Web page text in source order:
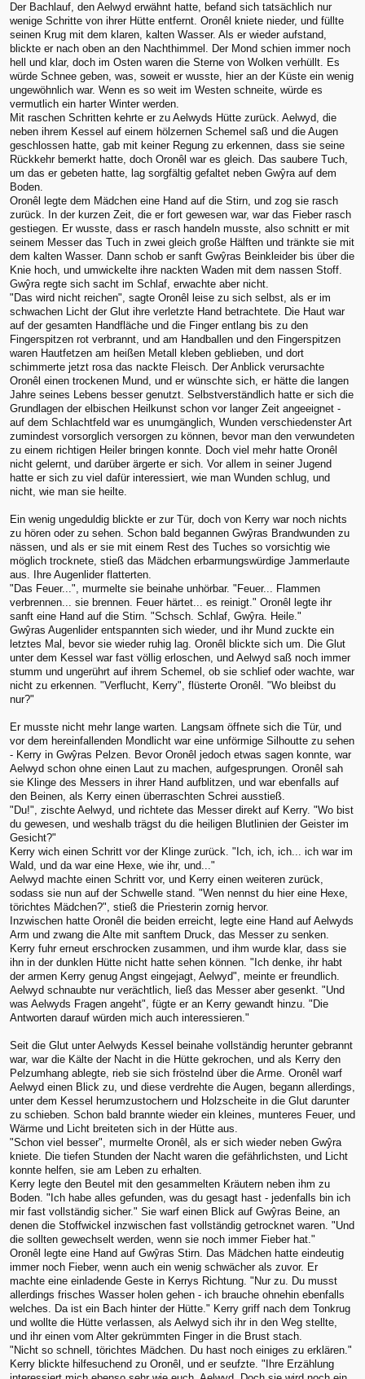
Der Bachlauf, den Aelwyd erwähnt hatte, befand sich tatsächlich nur
wenige Schritte von ihrer Hütte entfernt. Oronêl kniete nieder, und füllte
seinen Krug mit dem klaren, kalten Wasser. Als er wieder aufstand,
blickte er nach oben an den Nachthimmel. Der Mond schien immer noch
hell und klar, doch im Osten waren die Sterne von Wolken verhüllt. Es
würde Schnee geben, was, soweit er wusste, hier an der Küste ein wenig
ungewöhnlich war. Wenn es so weit im Westen schneite, würde es
vermutlich ein harter Winter werden.
Mit raschen Schritten kehrte er zu Aelwyds Hütte zurück. Aelwyd, die
neben ihrem Kessel auf einem hölzernen Schemel saß und die Augen
geschlossen hatte, gab mit keiner Regung zu erkennen, dass sie seine
Rückkehr bemerkt hatte, doch Oronêl war es gleich. Das saubere Tuch,
um das er gebeten hatte, lag sorgfältig gefaltet neben Gwŷra auf dem
Boden.
Oronêl legte dem Mädchen eine Hand auf die Stirn, und zog sie rasch
zurück. In der kurzen Zeit, die er fort gewesen war, war das Fieber rasch
gestiegen. Er wusste, dass er rasch handeln musste, also schnitt er mit
seinem Messer das Tuch in zwei gleich große Hälften und tränkte sie mit
dem kalten Wasser. Dann schob er sanft Gwŷras Beinkleider bis über die
Knie hoch, und umwickelte ihre nackten Waden mit dem nassen Stoff.
Gwŷra regte sich sacht im Schlaf, erwachte aber nicht.
"Das wird nicht reichen", sagte Oronêl leise zu sich selbst, als er im
schwachen Licht der Glut ihre verletzte Hand betrachtete. Die Haut war
auf der gesamten Handfläche und die Finger entlang bis zu den
Fingerspitzen rot verbrannt, und am Handballen und den Fingerspitzen
waren Hautfetzen am heißen Metall kleben geblieben, und dort
schimmerte jetzt rosa das nackte Fleisch. Der Anblick verursachte
Oronêl einen trockenen Mund, und er wünschte sich, er hätte die langen
Jahre seines Lebens besser genutzt. Selbstverständlich hatte er sich die
Grundlagen der elbischen Heilkunst schon vor langer Zeit angeeignet -
auf dem Schlachtfeld war es unumgänglich, Wunden verschiedenster Art
zumindest vorsorglich versorgen zu können, bevor man den verwundeten
zu einem richtigen Heiler bringen konnte. Doch viel mehr hatte Oronêl
nicht gelernt, und darüber ärgerte er sich. Vor allem in seiner Jugend
hatte er sich zu viel dafür interessiert, wie man Wunden schlug, und
nicht, wie man sie heilte.
Ein wenig ungeduldig blickte er zur Tür, doch von Kerry war noch nichts
zu hören oder zu sehen. Schon bald begannen Gwŷras Brandwunden zu
nässen, und als er sie mit einem Rest des Tuches so vorsichtig wie
möglich trocknete, stieß das Mädchen erbarmungswürdige Jammerlaute
aus. Ihre Augenlider flatterten.
"Das Feuer...", murmelte sie beinahe unhörbar. "Feuer... Flammen
verbrennen... sie brennen. Feuer härtet... es reinigt." Oronêl legte ihr
sanft eine Hand auf die Stirn. "Schsch. Schlaf, Gwŷra. Heile."
Gwŷras Augenlider entspannten sich wieder, und ihr Mund zuckte ein
letztes Mal, bevor sie wieder ruhig lag. Oronêl blickte sich um. Die Glut
unter dem Kessel war fast völlig erloschen, und Aelwyd saß noch immer
stumm und ungerührt auf ihrem Schemel, ob sie schlief oder wachte, war
nicht zu erkennen. "Verflucht, Kerry", flüsterte Oronêl. "Wo bleibst du
nur?"
Er musste nicht mehr lange warten. Langsam öffnete sich die Tür, und
vor dem hereinfallenden Mondlicht war eine unförmige Silhoutte zu sehen
- Kerry in Gwŷras Pelzen. Bevor Oronêl jedoch etwas sagen konnte, war
Aelwyd schon ohne einen Laut zu machen, aufgesprungen. Oronêl sah
sie Klinge des Messers in ihrer Hand aufblitzen, und war ebenfalls auf
den Beinen, als Kerry einen überraschten Schrei ausstieß.
"Du!", zischte Aelwyd, und richtete das Messer direkt auf Kerry. "Wo bist
du gewesen, und weshalb trägst du die heiligen Blutlinien der Geister im
Gesicht?"
Kerry wich einen Schritt vor der Klinge zurück. "Ich, ich, ich... ich war im
Wald, und da war eine Hexe, wie ihr, und..."
Aelwyd machte einen Schritt vor, und Kerry einen weiteren zurück,
sodass sie nun auf der Schwelle stand. "Wen nennst du hier eine Hexe,
törichtes Mädchen?", stieß die Priesterin zornig hervor.
Inzwischen hatte Oronêl die beiden erreicht, legte eine Hand auf Aelwyds
Arm und zwang die Alte mit sanftem Druck, das Messer zu senken.
Kerry fuhr erneut erschrocken zusammen, und ihm wurde klar, dass sie
ihn in der dunklen Hütte nicht hatte sehen können. "Ich denke, ihr habt
der armen Kerry genug Angst eingejagt, Aelwyd", meinte er freundlich.
Aelwyd schnaubte nur verächtlich, ließ das Messer aber gesenkt. "Und
was Aelwyds Fragen angeht", fügte er an Kerry gewandt hinzu. "Die
Antworten darauf würden mich auch interessieren."
Seit die Glut unter Aelwyds Kessel beinahe vollständig herunter gebrannt
war, war die Kälte der Nacht in die Hütte gekrochen, und als Kerry den
Pelzumhang ablegte, rieb sie sich fröstelnd über die Arme. Oronêl warf
Aelwyd einen Blick zu, und diese verdrehte die Augen, begann allerdings,
unter dem Kessel herumzustochern und Holzscheite in die Glut darunter
zu schieben. Schon bald brannte wieder ein kleines, munteres Feuer, und
Wärme und Licht breiteten sich in der Hütte aus.
"Schon viel besser", murmelte Oronêl, als er sich wieder neben Gwŷra
kniete. Die tiefen Stunden der Nacht waren die gefährlichsten, und Licht
konnte helfen, sie am Leben zu erhalten.
Kerry legte den Beutel mit den gesammelten Kräutern neben ihm zu
Boden. "Ich habe alles gefunden, was du gesagt hast - jedenfalls bin ich
mir fast vollständig sicher." Sie warf einen Blick auf Gwŷras Beine, an
denen die Stoffwickel inzwischen fast vollständig getrocknet waren. "Und
die sollten gewechselt werden, wenn sie noch immer Fieber hat."
Oronêl legte eine Hand auf Gwŷras Stirn. Das Mädchen hatte eindeutig
immer noch Fieber, wenn auch ein wenig schwächer als zuvor. Er
machte eine einladende Geste in Kerrys Richtung. "Nur zu. Du musst
allerdings frisches Wasser holen gehen - ich brauche ohnehin ebenfalls
welches. Da ist ein Bach hinter der Hütte." Kerry griff nach dem Tonkrug
und wollte die Hütte verlassen, als Aelwyd sich ihr in den Weg stellte,
und ihr einen vom Alter gekrümmten Finger in die Brust stach.
"Nicht so schnell, törichtes Mädchen. Du hast noch einiges zu erklären."
Kerry blickte hilfesuchend zu Oronêl, und er seufzte. "Ihre Erzählung